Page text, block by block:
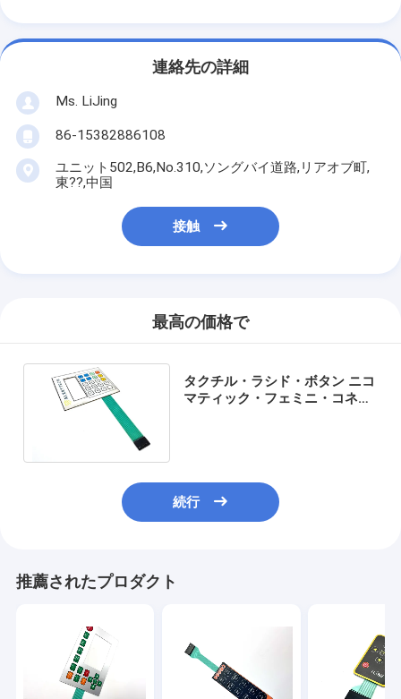
連絡先の詳細
Ms. LiJing
86-15382886108
ユニット502,B6,No.310,ソングバイ道路,リアオブ町,
東??,中国
接触
最高の価格で
タクチル・ラシド・ボタン ニコ
マティック・フェミニ・コネク
続行
推薦されたプロダクト